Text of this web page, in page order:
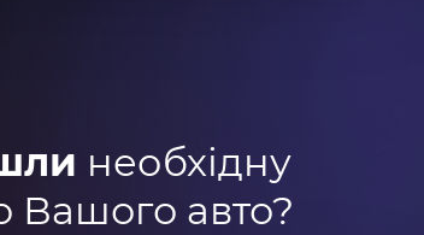
необхідну
Вашого авто?